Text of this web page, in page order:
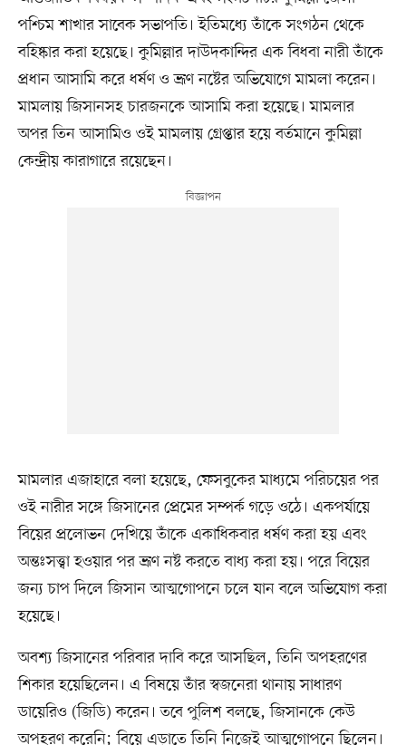
পশ্চিম শাখার সাবেক সভাপতি। ইতিমধ্যে তাঁকে সংগঠন থেকে
বহিষ্কার করা হয়েছে। কুমিল্লার দাউদকান্দির এক বিধবা নারী তাঁকে
প্রধান আসামি করে ধর্ষণ ও ভ্রূণ নষ্টের অভিযোগে মামলা করেন।
মামলায় জিসানসহ চারজনকে আসামি করা হয়েছে। মামলার
অপর তিন আসামিও ওই মামলায় গ্রেপ্তার হয়ে বর্তমানে কুমিল্লা
কেন্দ্রীয় কারাগারে রয়েছেন।
মামলার এজাহারে বলা হয়েছে, ফেসবুকের মাধ্যমে পরিচয়ের পর
ওই নারীর সঙ্গে জিসানের প্রেমের সম্পর্ক গড়ে ওঠে। একপর্যায়ে
বিয়ের প্রলোভন দেখিয়ে তাঁকে একাধিকবার ধর্ষণ করা হয় এবং
অন্তঃসত্ত্বা হওয়ার পর ভ্রূণ নষ্ট করতে বাধ্য করা হয়। পরে বিয়ের
জন্য চাপ দিলে জিসান আত্মগোপনে চলে যান বলে অভিযোগ করা
হয়েছে।
অবশ্য জিসানের পরিবার দাবি করে আসছিল, তিনি অপহরণের
শিকার হয়েছিলেন। এ বিষয়ে তাঁর স্বজনেরা থানায় সাধারণ
ডায়েরিও (জিডি) করেন। তবে পুলিশ বলছে, জিসানকে কেউ
অপহরণ করেনি; বিয়ে এড়াতে তিনি নিজেই আত্মগোপনে ছিলেন।